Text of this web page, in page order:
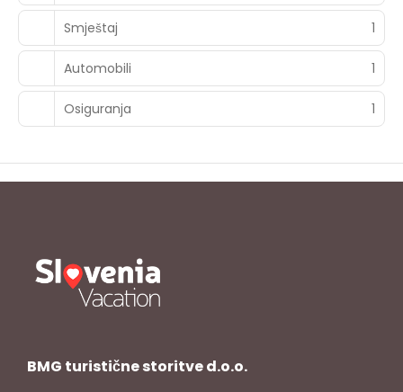
Smještaj 1
Automobili 1
Osiguranja 1
BMG turistične storitve d.o.o.